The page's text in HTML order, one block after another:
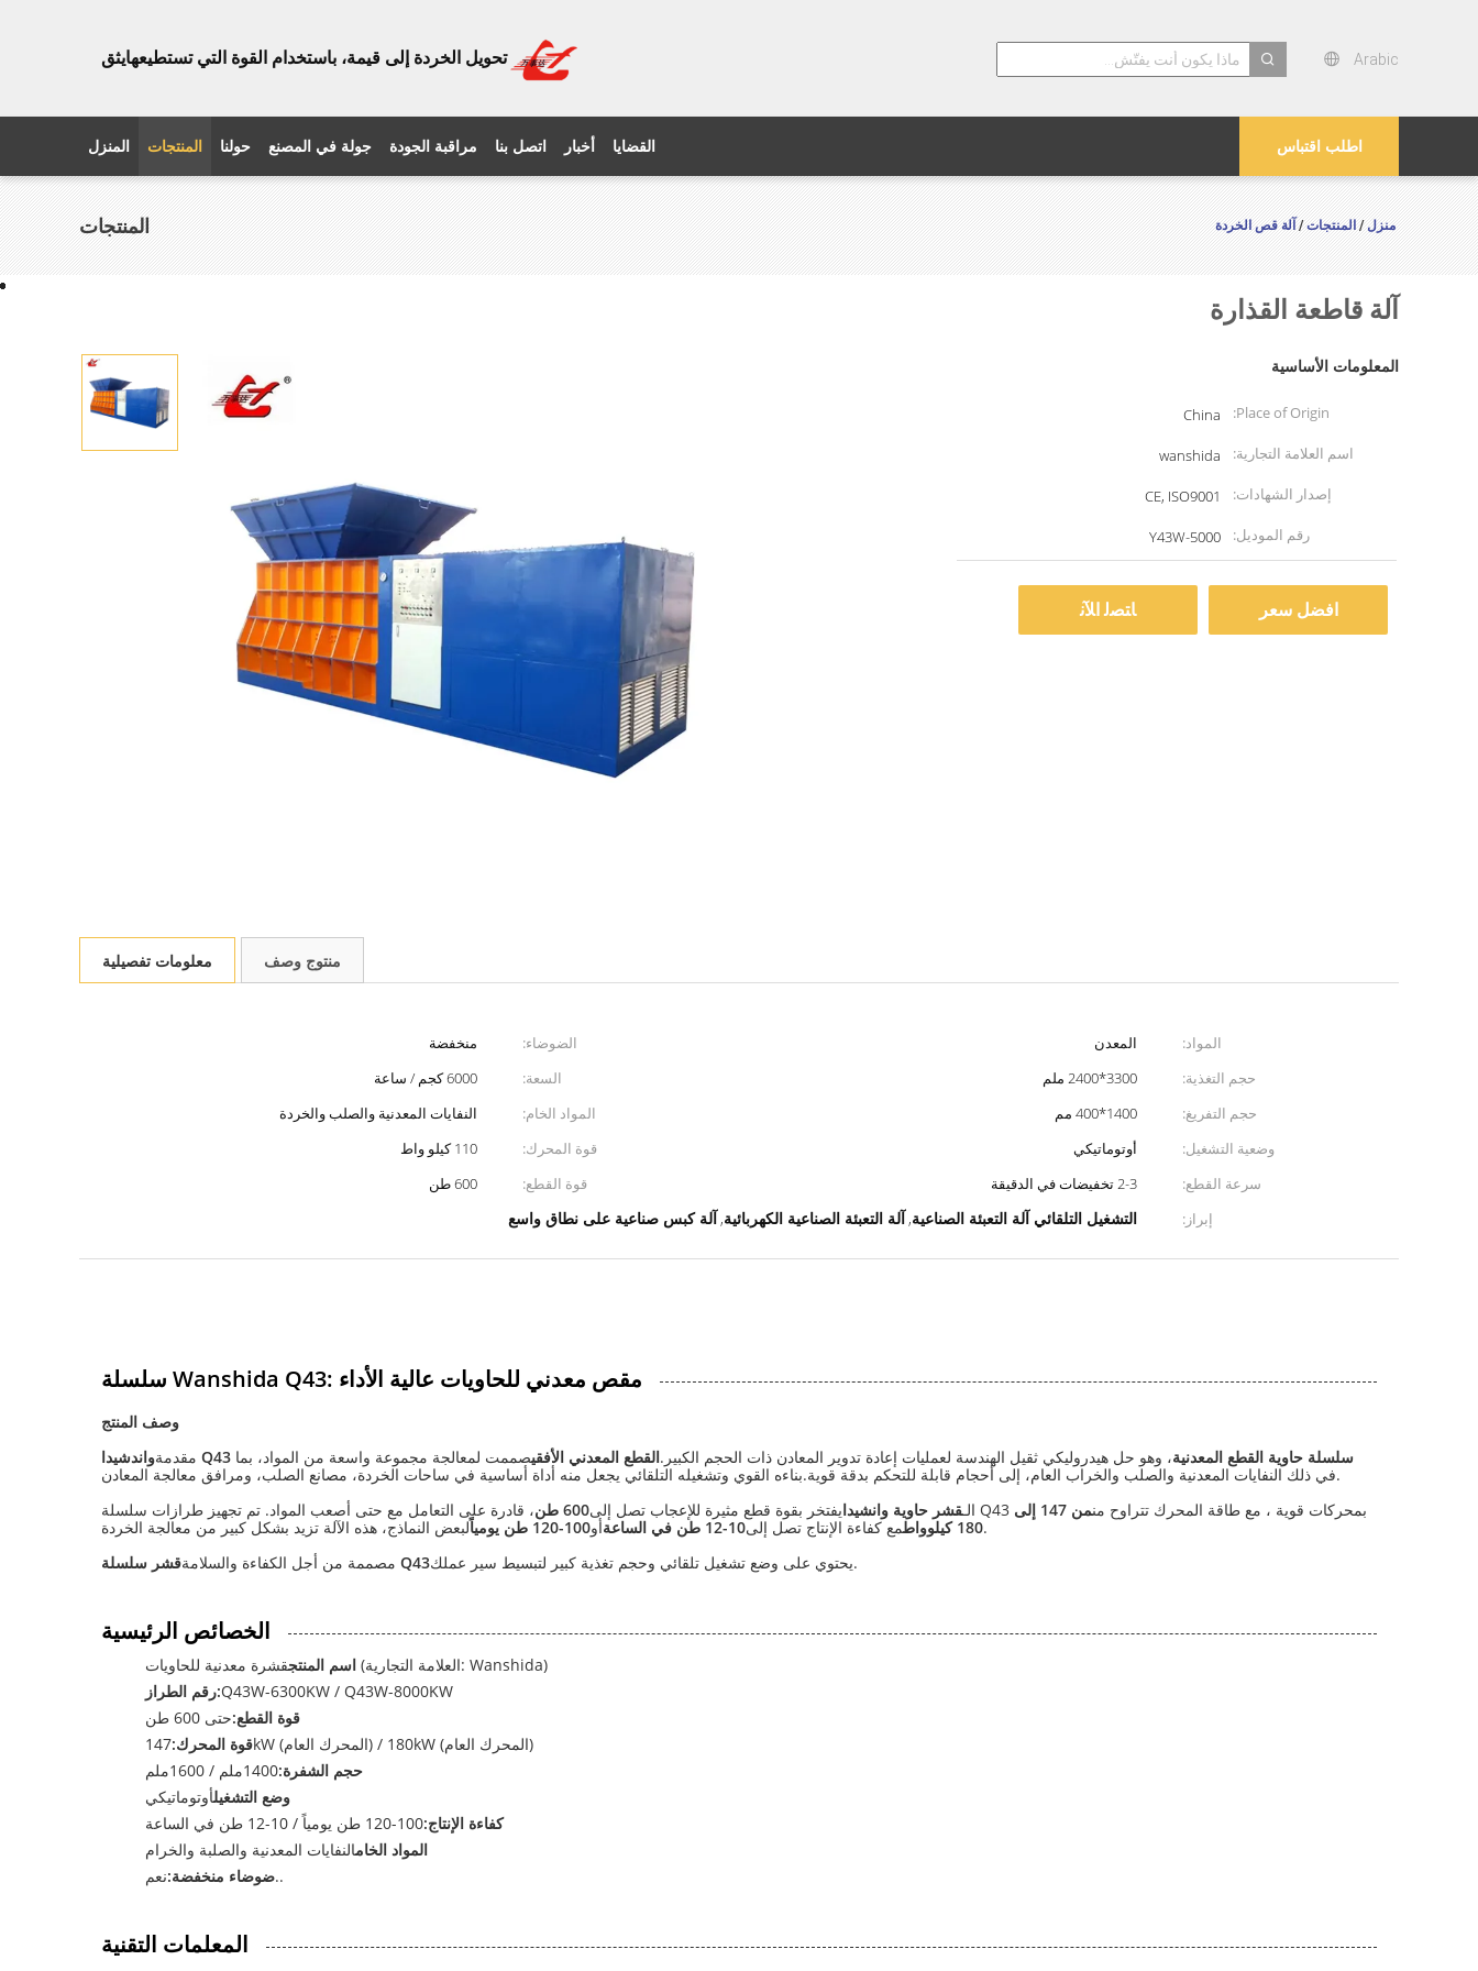
تحويل الخردة إلى قيمة، باستخدام القوة التي تستطيعهايثق Arabic
اطلب اقتباس المنزل المنتجات حولنا جولة في المصنع مراقبة الجودة اتصل بنا أخبار القضايا
المنتجات منزل /المنتجات/آلة قص الخردة
آلة قاطعة القذارة
المعلومات الأساسية
Place of Origin:
China
اسم العلامة التجارية:
wanshida
إصدار الشهادات:
CE, ISO9001
رقم الموديل:
Y43W-5000
افضل سعر ﺎﺘﺼﻟ ﺍﻶﻧ
معلومات تفصيلية منتوج وصف
المواد: المعدن الضوضاء:
منخفضة
حجم التغذية:
3300*2400 ملم السعة:
6000 كجم / ساعة
حجم التفريغ:
1400*400 مم المواد الخام:
النفايات المعدنية والصلب والخردة
وضعية التشغيل:
أوتوماتيكي قوة المحرك:
110 كيلو واط
سرعة القطع:
2-3 تخفيضات في الدقيقة قوة القطع:
600 طن
إبراز:
التشغيل التلقائي آلة التعبئة الصناعية, آلة التعبئة الصناعية الكهربائية, آلة كبس صناعية على نطاق واسع
سلسلة Wanshida Q43: مقص معدني للحاويات عالية الأداء
وصف المنتج
مقدمة
واندشيدا Q43 سلسلة حاوية القطع المعدنية، وهو حل هيدروليكي ثقيل الهندسة لعمليات إعادة تدوير المعادن ذات الحجم الكبير.القطع المعدني الأفقيصممت لمعالجة مجموعة واسعة من المواد، بما
في ذلك النفايات المعدنية والصلب والخراب العام، إلى أحجام قابلة للتحكم بدقة قوية.بناءه القوي وتشغيله التلقائي يجعل منه أداة أساسية في ساحات الخردة، مصانع الصلب، ومرافق معالجة المعادن.
الـقشر حاوية وانشيدايفتخر بقوة قطع مثيرة للإعجاب تصل إلى600 طن ، قادرة على التعامل مع حتى أصعب المواد. تم تجهيز طرازات سلسلة Q43 بمحركات قوية ، مع طاقة المحرك تتراوح من
من 147 إلى
180 كيلوواط
مع كفاءة الإنتاج تصل إلى10-12 طن في الساعة أو100-120 طن يومياً
لبعض النماذج، هذه الآلة تزيد بشكل كبير من معالجة الخردة.
مصممة من أجل الكفاءة والسلامة قشر سلسلة Q43 يحتوي على وضع تشغيل تلقائي وحجم تغذية كبير لتبسيط سير عملك.
الخصائص الرئيسية
اسم المنتج
قشرة معدنية للحاويات (العلامة التجارية: Wanshida)
رقم الطراز:Q43W-6300KW / Q43W-8000KW
قوة القطع:حتى 600 طن
قوة المحرك:
147kW (المحرك العام) / 180kW (المحرك العام)
حجم الشفرة:1400ملم / 1600ملم
وضع التشغيلأوتوماتيكي
كفاءة الإنتاج:100-120 طن يومياً / 10-12 طن في الساعة
المواد الخامالنفايات المعدنية والصلبة والخرام
ضوضاء منخفضة:نعم..
المعلمات التقنية